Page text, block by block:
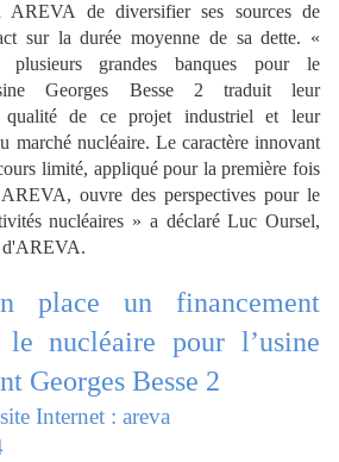
AREVA de diversifier ses sources de
sur la durée moyenne de sa dette. «
plusieurs grandes banques pour le
Georges Besse 2 traduit leur
qualité de ce projet industriel et leur
marché nucléaire. Le caractère innovant
limité, appliqué pour la première fois
ouvre des perspectives pour le
nucléaires » a déclaré Luc Oursel,
d'AREVA.
place un financement
le nucléaire pour l’usine
Georges Besse 2
Internet : areva